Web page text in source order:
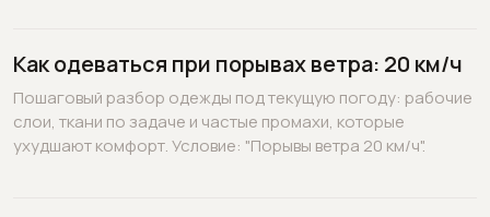
Как одеваться при порывах ветра: 20 км/ч
Пошаговый разбор одежды под текущую погоду: рабочие
слои, ткани по задаче и частые промахи, которые
ухудшают комфорт. Условие: "Порывы ветра 20 км/ч".